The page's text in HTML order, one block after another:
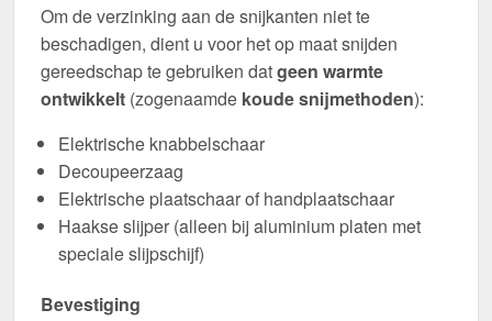
Om de verzinking aan de snijkanten niet te
beschadigen, dient u voor het op maat snijden
gereedschap te gebruiken datgeen warmte
ontwikkelt (zogenaamde koude snijmethoden):
Elektrische knabbelschaar
Decoupeerzaag
Elektrische plaatschaar of handplaatschaar
Haakse slijper (alleen bij aluminium platen met
speciale slijpschijf)
Bevestiging